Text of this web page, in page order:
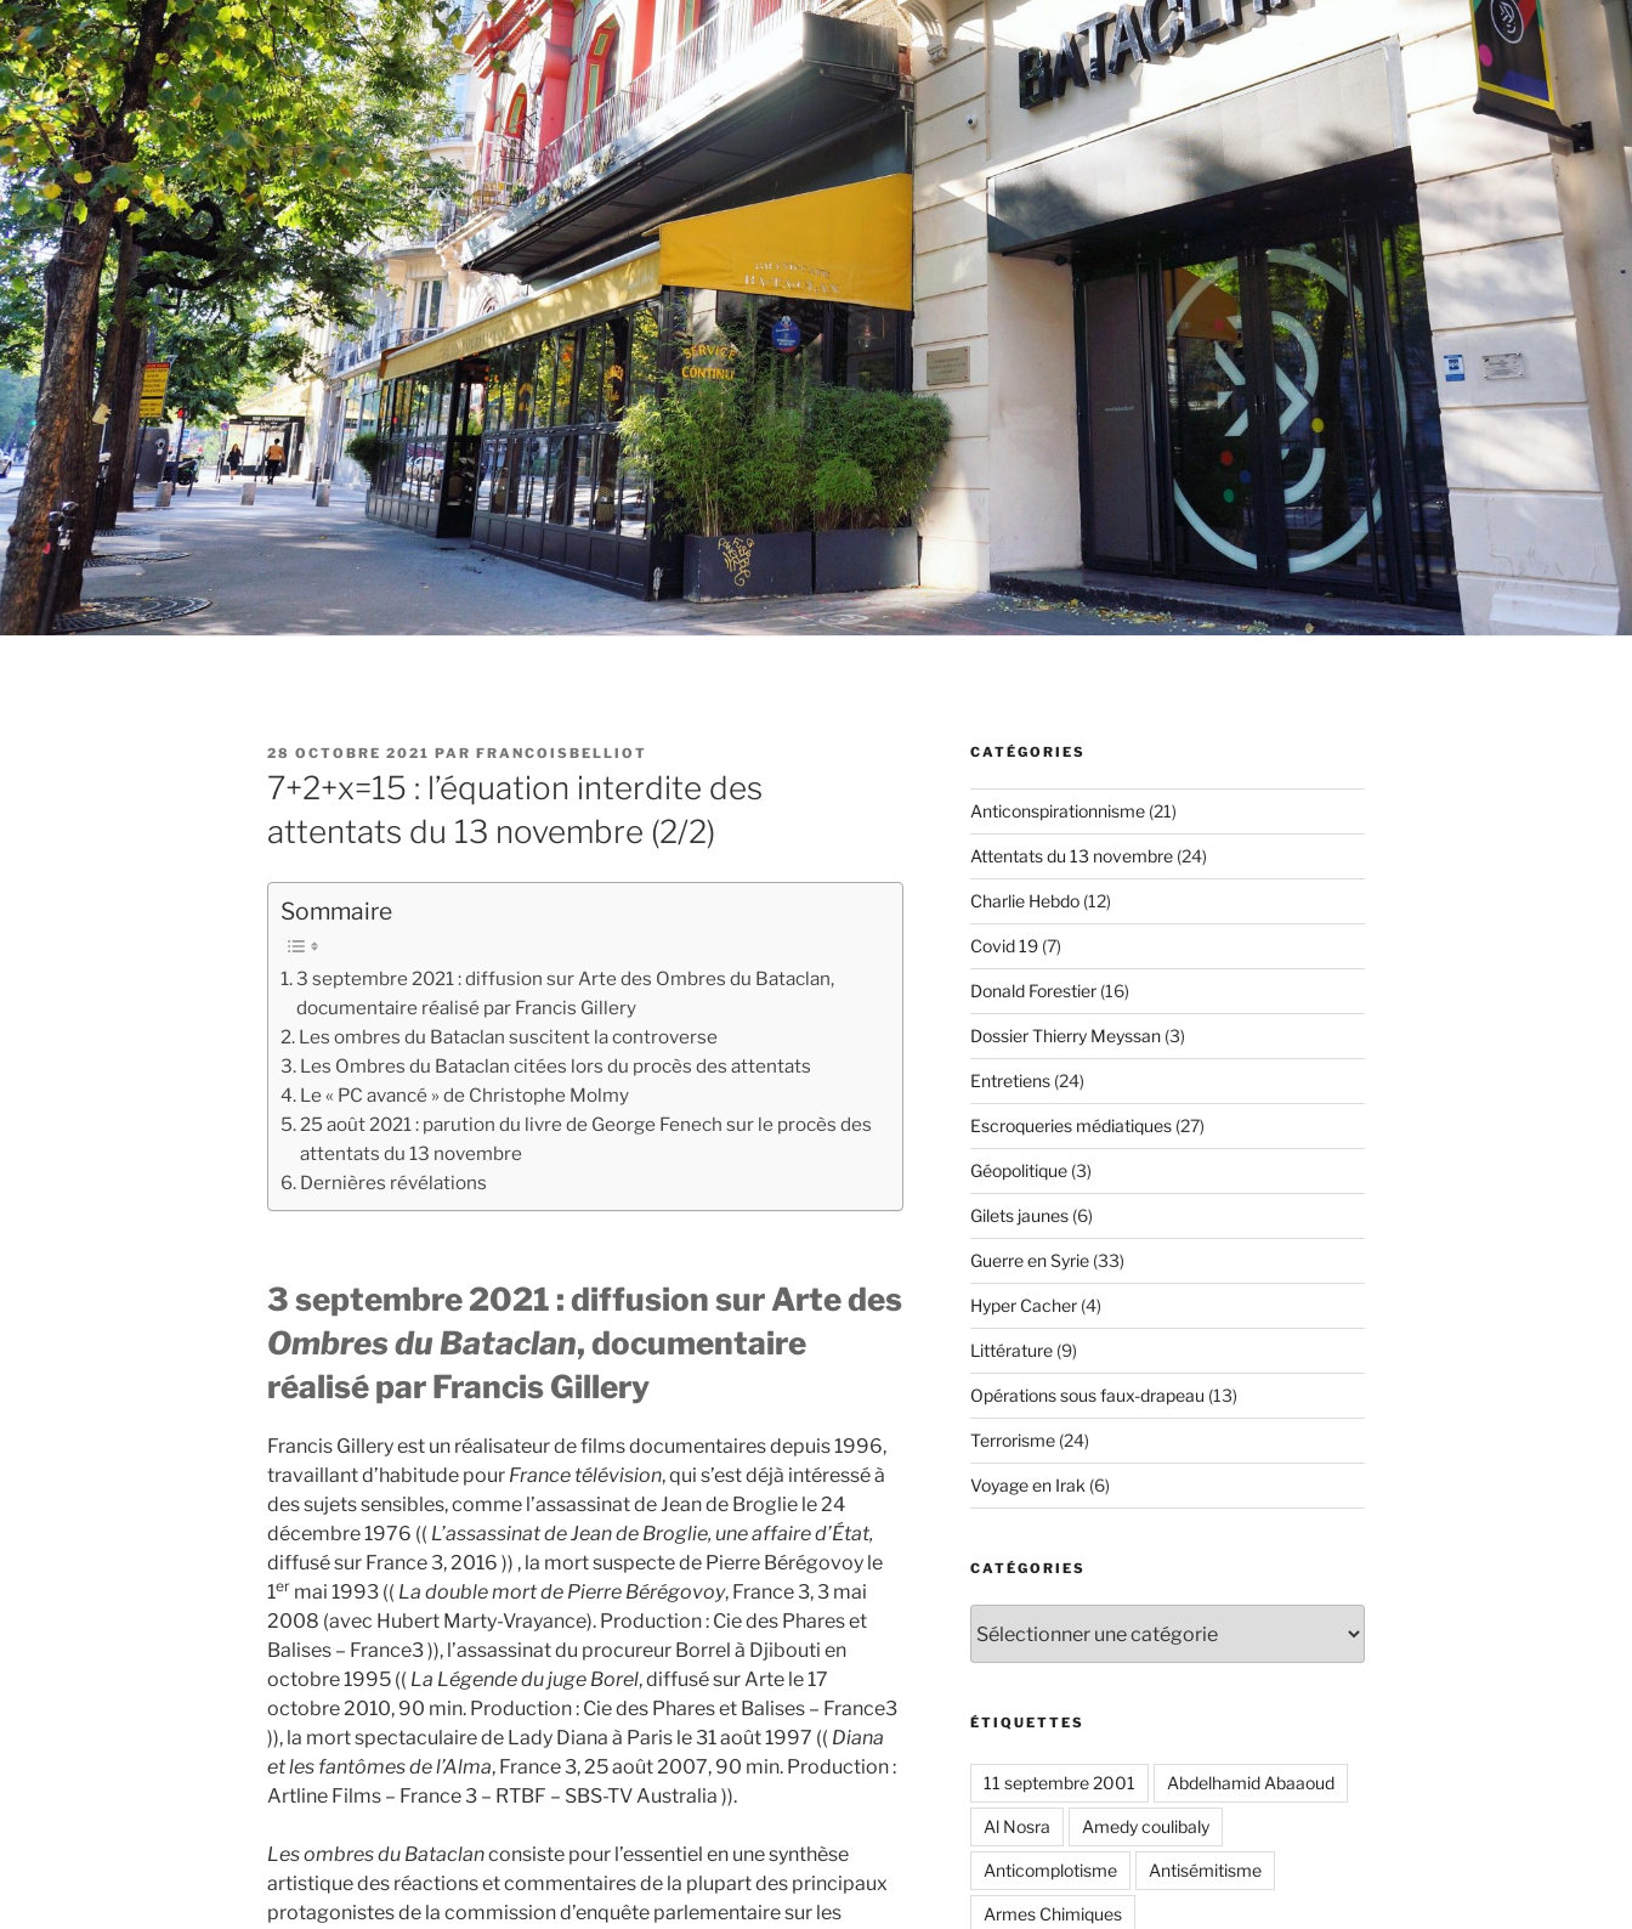
PUBLIÉ
LE
28 OCTOBRE 2021 PAR FRANCOISBELLIOT
7+2+x=15 : l’équation interdite des
attentats du 13 novembre (2/2)
Sommaire
3 septembre 2021 : diffusion sur Arte des Ombres du Bataclan,
documentaire réalisé par Francis Gillery
Les ombres du Bataclan suscitent la controverse
Les Ombres du Bataclan citées lors du procès des attentats
Le « PC avancé » de Christophe Molmy
25 août 2021 : parution du livre de George Fenech sur le procès des
attentats du 13 novembre
Dernières révélations
3 septembre 2021 : diffusion sur Arte des
Ombres du Bataclan, documentaire
réalisé par Francis Gillery
Francis Gillery est un réalisateur de films documentaires depuis 1996,
travaillant d’habitude pour France télévision, qui s’est déjà intéressé à
des sujets sensibles, comme l’assassinat de Jean de Broglie le 24
décembre 1976 (( L’assassinat de Jean de Broglie, une affaire d’État,
diffusé sur France 3, 2016 )) , la mort suspecte de Pierre Bérégovoy le
1er mai 1993 (( La double mort de Pierre Bérégovoy, France 3, 3 mai
2008 (avec Hubert Marty-Vrayance). Production : Cie des Phares et
Balises – France3 )), l’assassinat du procureur Borrel à Djibouti en
octobre 1995 (( La Légende du juge Borel, diffusé sur Arte le 17
octobre 2010, 90 min. Production : Cie des Phares et Balises – France3
)), la mort spectaculaire de Lady Diana à Paris le 31 août 1997 (( Diana
et les fantômes de l’Alma, France 3, 25 août 2007, 90 min. Production :
Artline Films – France 3 – RTBF – SBS-TV Australia )).
Les ombres du Bataclanconsiste pour l’essentiel en une synthèse
artistique des réactions et commentaires de la plupart des principaux
protagonistes de la commission d’enquête parlementaire sur les
CATÉGORIES
Anticonspirationnisme(21)
Attentats du 13 novembre(24)
Charlie Hebdo(12)
Covid 19(7)
Donald Forestier(16)
Dossier Thierry Meyssan(3)
Entretiens(24)
Escroqueries médiatiques(27)
Géopolitique(3)
Gilets jaunes(6)
Guerre en Syrie(33)
Hyper Cacher(4)
Littérature(9)
Opérations sous faux-drapeau (13)
Terrorisme(24)
Voyage en Irak (6)
CATÉGORIES
ÉTIQUETTES
11 septembre 2001 Abdelhamid Abaaoud
Al Nosra Amedy coulibaly
Anticomplotisme Antisémitisme
Armes Chimiques